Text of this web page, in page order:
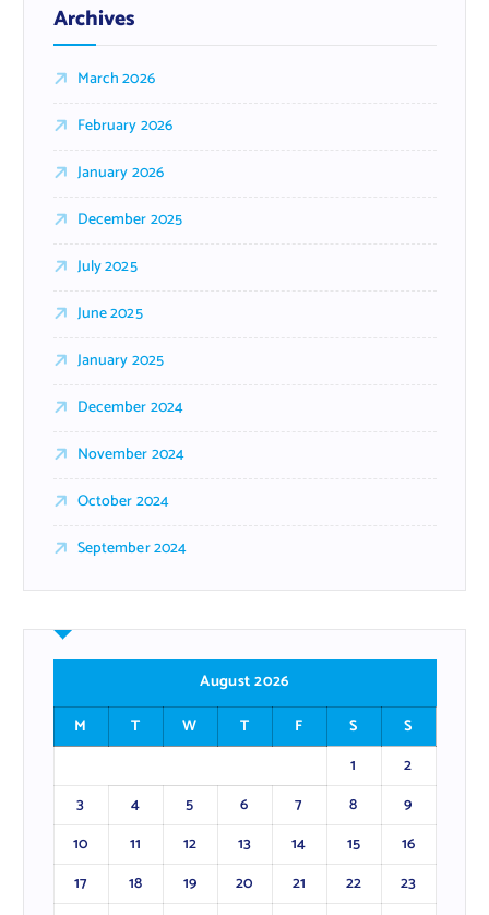
Archives
March 2026
February 2026
January 2026
December 2025
July 2025
June 2025
January 2025
December 2024
November 2024
October 2024
September 2024
August 2026
M
T W T F S
S
1
2
3
4 5 6 7 8
9
10
11 12 13 14 15
16
17
18 19 20 21 22
23